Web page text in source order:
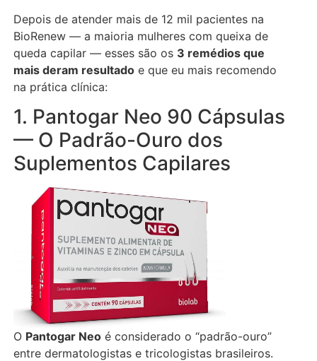
Depois de atender mais de 12 mil pacientes na
BioRenew — a maioria mulheres com queixa de
queda capilar — esses são os 3 remédios que
mais deram resultado e que eu mais recomendo
na prática clínica:
1. Pantogar Neo 90 Cápsulas
— O Padrão-Ouro dos
Suplementos Capilares
O Pantogar Neo é considerado o “padrão-ouro”
entre dermatologistas e tricologistas brasileiros.